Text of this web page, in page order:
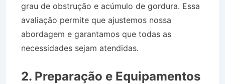
grau de obstrução e acúmulo de gordura. Essa
avaliação permite que ajustemos nossa
abordagem e garantamos que todas as
necessidades sejam atendidas.
2. Preparação e Equipamentos